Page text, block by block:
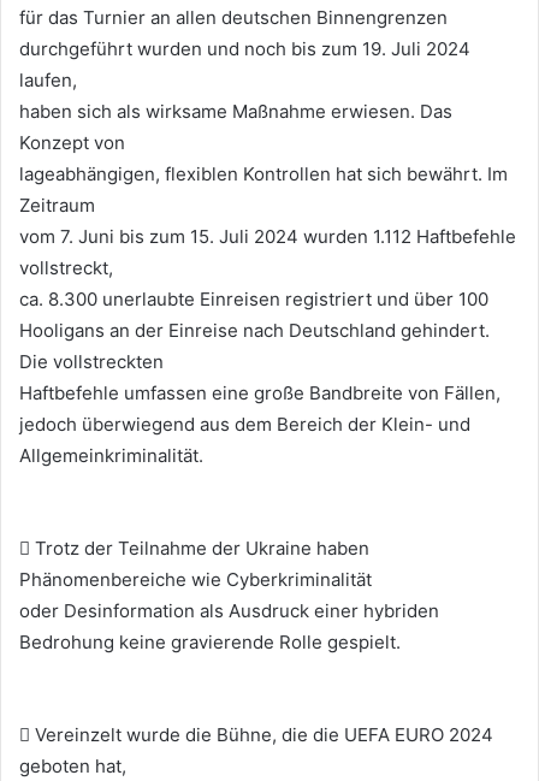
für das Turnier an allen deutschen Binnengrenzen
durchgeführt wurden und noch bis zum 19. Juli 2024
laufen,
haben sich als wirksame Maßnahme erwiesen. Das
Konzept von
lageabhängigen, flexiblen Kontrollen hat sich bewährt. Im
Zeitraum
vom 7. Juni bis zum 15. Juli 2024 wurden 1.112 Haftbefehle
vollstreckt,
ca. 8.300 unerlaubte Einreisen registriert und über 100
Hooligans an der Einreise nach Deutschland gehindert.
Die vollstreckten
Haftbefehle umfassen eine große Bandbreite von Fällen,
jedoch überwiegend aus dem Bereich der Klein- und
Allgemeinkriminalität.
 Trotz der Teilnahme der Ukraine haben
Phänomenbereiche wie Cyberkriminalität
oder Desinformation als Ausdruck einer hybriden
Bedrohung keine gravierende Rolle gespielt.
 Vereinzelt wurde die Bühne, die die UEFA EURO 2024
geboten hat,